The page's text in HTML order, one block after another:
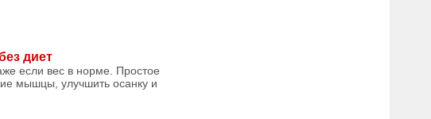
диет
если вес в норме. Простое
мышцы, улучшить осанку и